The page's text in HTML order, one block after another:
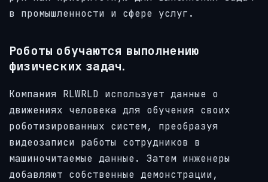
в промышленности и сфере услуг.
Роботы обучаются выполнению
физических задач.
Компания RLWRLD использует данные о
движениях человека для обучения своих
роботизированных систем, преобразуя
видеозаписи работы сотрудников в
машиночитаемые данные. Затем инженеры
добавляют собственные демонстрации,